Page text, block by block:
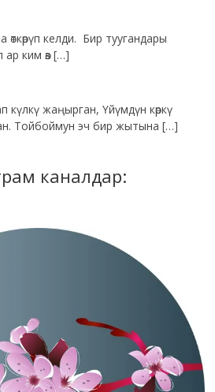
келди. Бир туугандары
ким өз […]
күлкү жаңырган, Үйүмдүн көркү
Тойбоймун эч бир жытына […]
каналдар: